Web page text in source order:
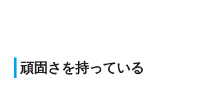
頑固さを持っている